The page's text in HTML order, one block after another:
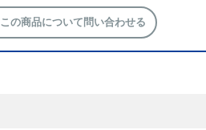
この商品について問い合わせる